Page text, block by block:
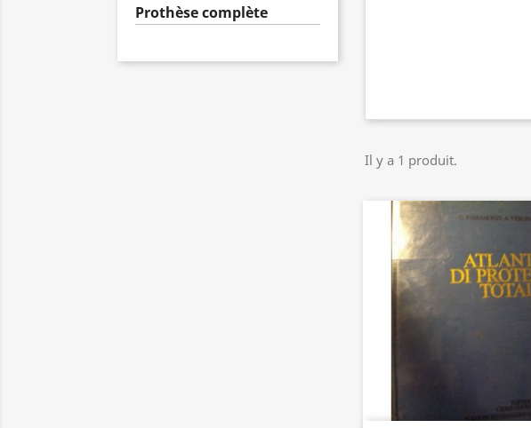
Prothèse complète
Il y a 1 produit.